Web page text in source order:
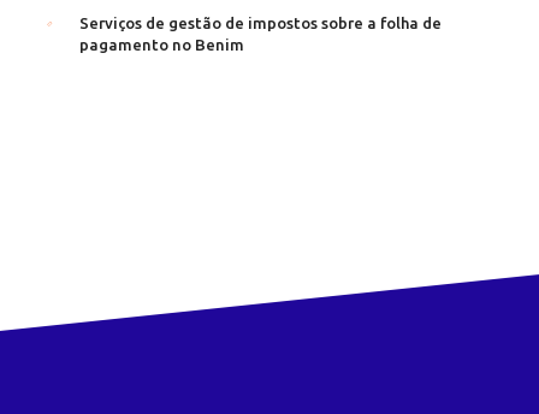
Serviços de gestão de impostos sobre a folha de
pagamento no Benim